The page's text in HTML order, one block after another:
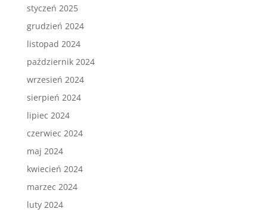
styczeń 2025
grudzień 2024
listopad 2024
październik 2024
wrzesień 2024
sierpień 2024
lipiec 2024
czerwiec 2024
maj 2024
kwiecień 2024
marzec 2024
luty 2024